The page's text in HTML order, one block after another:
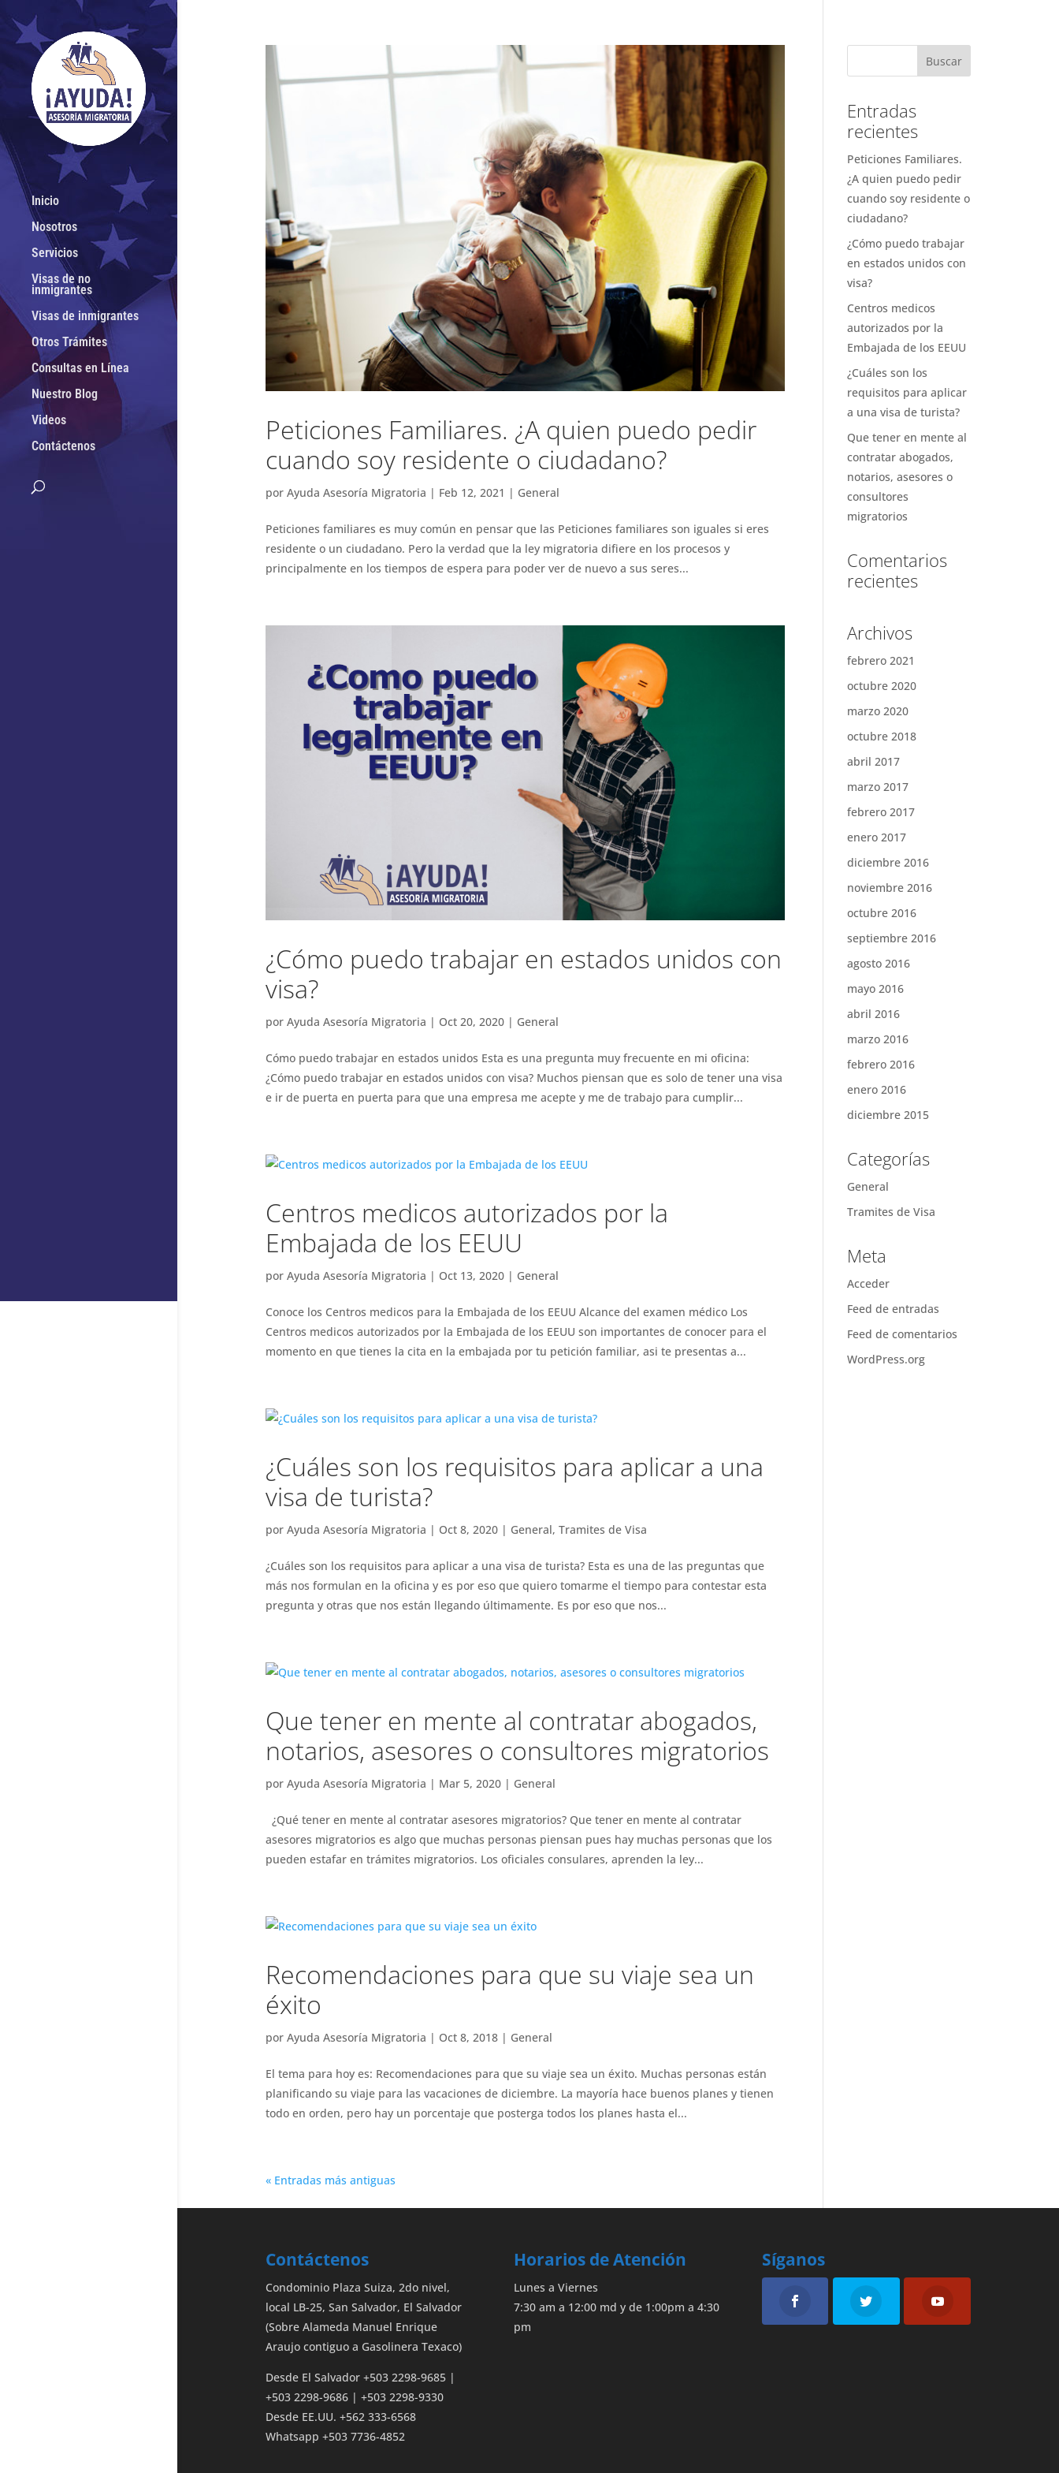
Inicio
Nosotros
Servicios
Visas de no
inmigrantes
Visas de inmigrantes
Otros Trámites
Consultas en Línea
Nuestro Blog
Videos
Contáctenos
Peticiones Familiares. ¿A quien puedo pedir
cuando soy residente o ciudadano?
por Ayuda Asesoría Migratoria | Feb 12, 2021 | General
Peticiones familiares es muy común en pensar que las Peticiones familiares son iguales si eres
residente o un ciudadano. Pero la verdad que la ley migratoria difiere en los procesos y
principalmente en los tiempos de espera para poder ver de nuevo a sus seres...
¿Cómo puedo trabajar en estados unidos con
visa?
por Ayuda Asesoría Migratoria | Oct 20, 2020| General
Cómo puedo trabajar en estados unidos Esta es una pregunta muy frecuente en mi oficina:
¿Cómo puedo trabajar en estados unidos con visa? Muchos piensan que es solo de tener una visa
e ir de puerta en puerta para que una empresa me acepte y me de trabajo para cumplir...
Centros medicos autorizados por la
Embajada de los EEUU
por Ayuda Asesoría Migratoria | Oct 13, 2020| General
Conoce los Centros medicos para la Embajada de los EEUU Alcance del examen médico Los
Centros medicos autorizados por la Embajada de los EEUU son importantes de conocer para el
momento en que tienes la cita en la embajada por tu petición familiar, asi te presentas a...
¿Cuáles son los requisitos para aplicar a una
visa de turista?
por Ayuda Asesoría Migratoria | Oct 8, 2020| General, Tramites de Visa
¿Cuáles son los requisitos para aplicar a una visa de turista? Esta es una de las preguntas que
más nos formulan en la oficina y es por eso que quiero tomarme el tiempo para contestar esta
pregunta y otras que nos están llegando últimamente. Es por eso que nos...
Que tener en mente al contratar abogados,
notarios, asesores o consultores migratorios
por Ayuda Asesoría Migratoria | Mar 5, 2020| General
¿Qué tener en mente al contratar asesores migratorios? Que tener en mente al contratar
asesores migratorios es algo que muchas personas piensan pues hay muchas personas que los
pueden estafar en trámites migratorios. Los oficiales consulares, aprenden la ley...
Recomendaciones para que su viaje sea un
éxito
por Ayuda Asesoría Migratoria | Oct 8, 2018| General
El tema para hoy es: Recomendaciones para que su viaje sea un éxito. Muchas personas están
planificando su viaje para las vacaciones de diciembre. La mayoría hace buenos planes y tienen
todo en orden, pero hay un porcentaje que posterga todos los planes hasta el...
« Entradas más antiguas
Entradas
recientes
Peticiones Familiares.
¿A quien puedo pedir
cuando soy residente o
ciudadano?
¿Cómo puedo trabajar
en estados unidos con
visa?
Centros medicos
autorizados por la
Embajada de los EEUU
¿Cuáles son los
requisitos para aplicar
a una visa de turista?
Que tener en mente al
contratar abogados,
notarios, asesores o
consultores
migratorios
Comentarios
recientes
Archivos
febrero 2021
octubre 2020
marzo 2020
octubre 2018
abril 2017
marzo 2017
febrero 2017
enero 2017
diciembre 2016
noviembre 2016
octubre 2016
septiembre 2016
agosto 2016
mayo 2016
abril 2016
marzo 2016
febrero 2016
enero 2016
diciembre 2015
Categorías
General
Tramites de Visa
Meta
Acceder
Feed de entradas
Feed de comentarios
WordPress.org
Contáctenos
Condominio Plaza Suiza, 2do nivel,
local LB-25, San Salvador, El Salvador
(Sobre Alameda Manuel Enrique
Araujo contiguo a Gasolinera Texaco)
Desde El Salvador +503 2298-9685 |
+503 2298-9686 | +503 2298-9330
Desde EE.UU. +562 333-6568
Whatsapp +503 7736-4852
Horarios de Atención
Lunes a Viernes
7:30 am a 12:00 md y de 1:00pm a 4:30
pm
Síganos